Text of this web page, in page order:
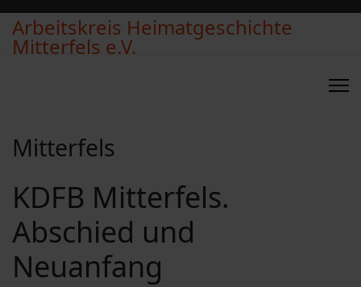
Arbeitskreis Heimatgeschichte
Mitterfels e.V.
Mitterfels
KDFB Mitterfels.
Abschied und
Neuanfang